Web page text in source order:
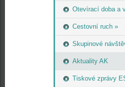
Otevírací doba a
Cestovní ruch »
Skupinové
Aktuality AK
Tiskové zprávy